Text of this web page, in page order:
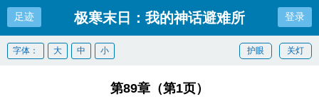
足迹 极寒末日：我的神话避难所 登录
关灯
护眼
字体： 大 中 小
第89章（第1页）